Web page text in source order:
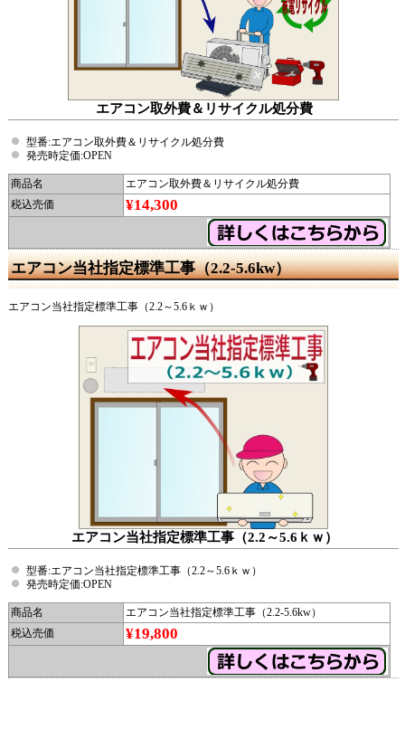
エアコン取外費＆リサイクル処分費
型番:エアコン取外費＆リサイクル処分費
発売時定価:OPEN
商品名
エアコン取外費＆リサイクル処分費
税込売価
¥14,300
エアコン当社指定標準工事（2.2-5.6kw）
エアコン当社指定標準工事（2.2～5.6ｋｗ）
エアコン当社指定標準工事（2.2～5.6ｋｗ）
型番:エアコン当社指定標準工事（2.2～5.6ｋｗ）
発売時定価:OPEN
商品名
エアコン当社指定標準工事（2.2-5.6kw）
税込売価
¥19,800